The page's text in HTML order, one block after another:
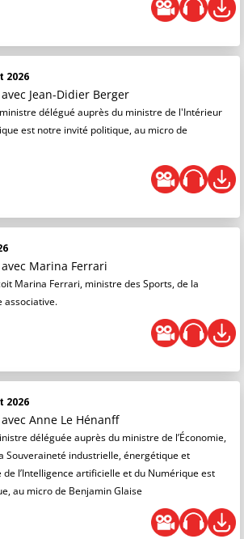
2026
avec Jean-Didier Berger
délégué auprès du ministre de l'Intérieur
est notre invité politique, au micro de
avec Marina Ferrari
Marina Ferrari, ministre des Sports, de la
associative.
2026
avec Anne Le Hénanff
déléguée auprès du ministre de l’Économie,
Souveraineté industrielle, énergétique et
l’Intelligence artificielle et du Numérique est
au micro de Benjamin Glaise